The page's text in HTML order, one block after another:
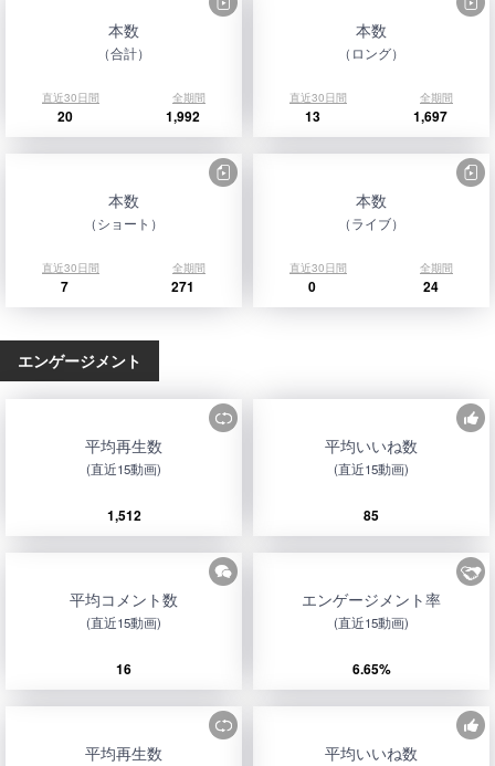
本数
（合計）
直近30日間 全期間
20 1,992
本数
（ロング）
直近30日間 全期間
13 1,697
本数
（ショート）
直近30日間 全期間
7 271
本数
（ライブ）
直近30日間 全期間
0 24
エンゲージメント
平均再生数
(直近15動画)
1,512
平均いいね数
(直近15動画)
85
平均コメント数
(直近15動画)
16
エンゲージメント率
(直近15動画)
6.65%
平均再生数 平均いいね数